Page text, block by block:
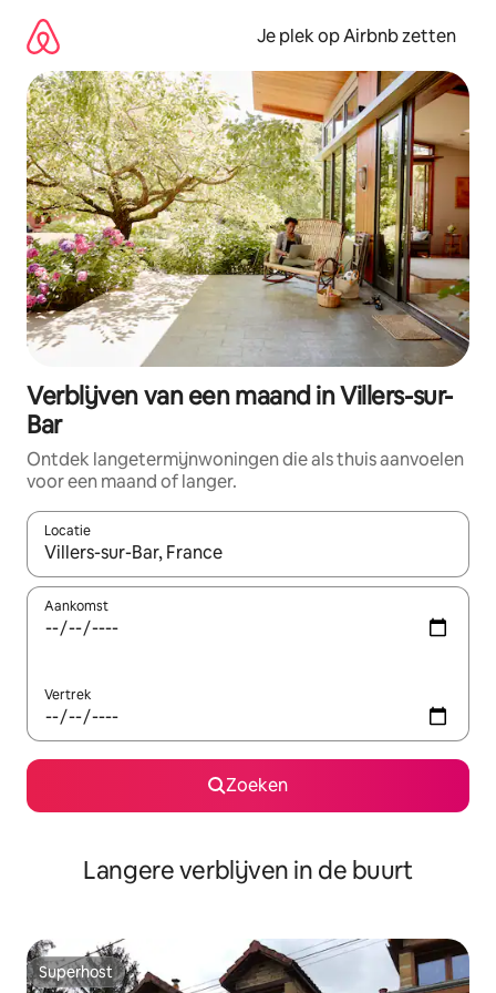
direct
naar
inhoud
Je plek op Airbnb zetten
Verblijven van een maand in Villers-sur-
Bar
Ontdek langetermijnwoningen die als thuis aanvoelen
voor een maand of langer.
Locatie
Wanneer er resultaten beschikbaar zijn, maak je een keuze
Aankomst
Vertrek
Zoeken
Langere verblijven in de buurt
Superhost
Superhost